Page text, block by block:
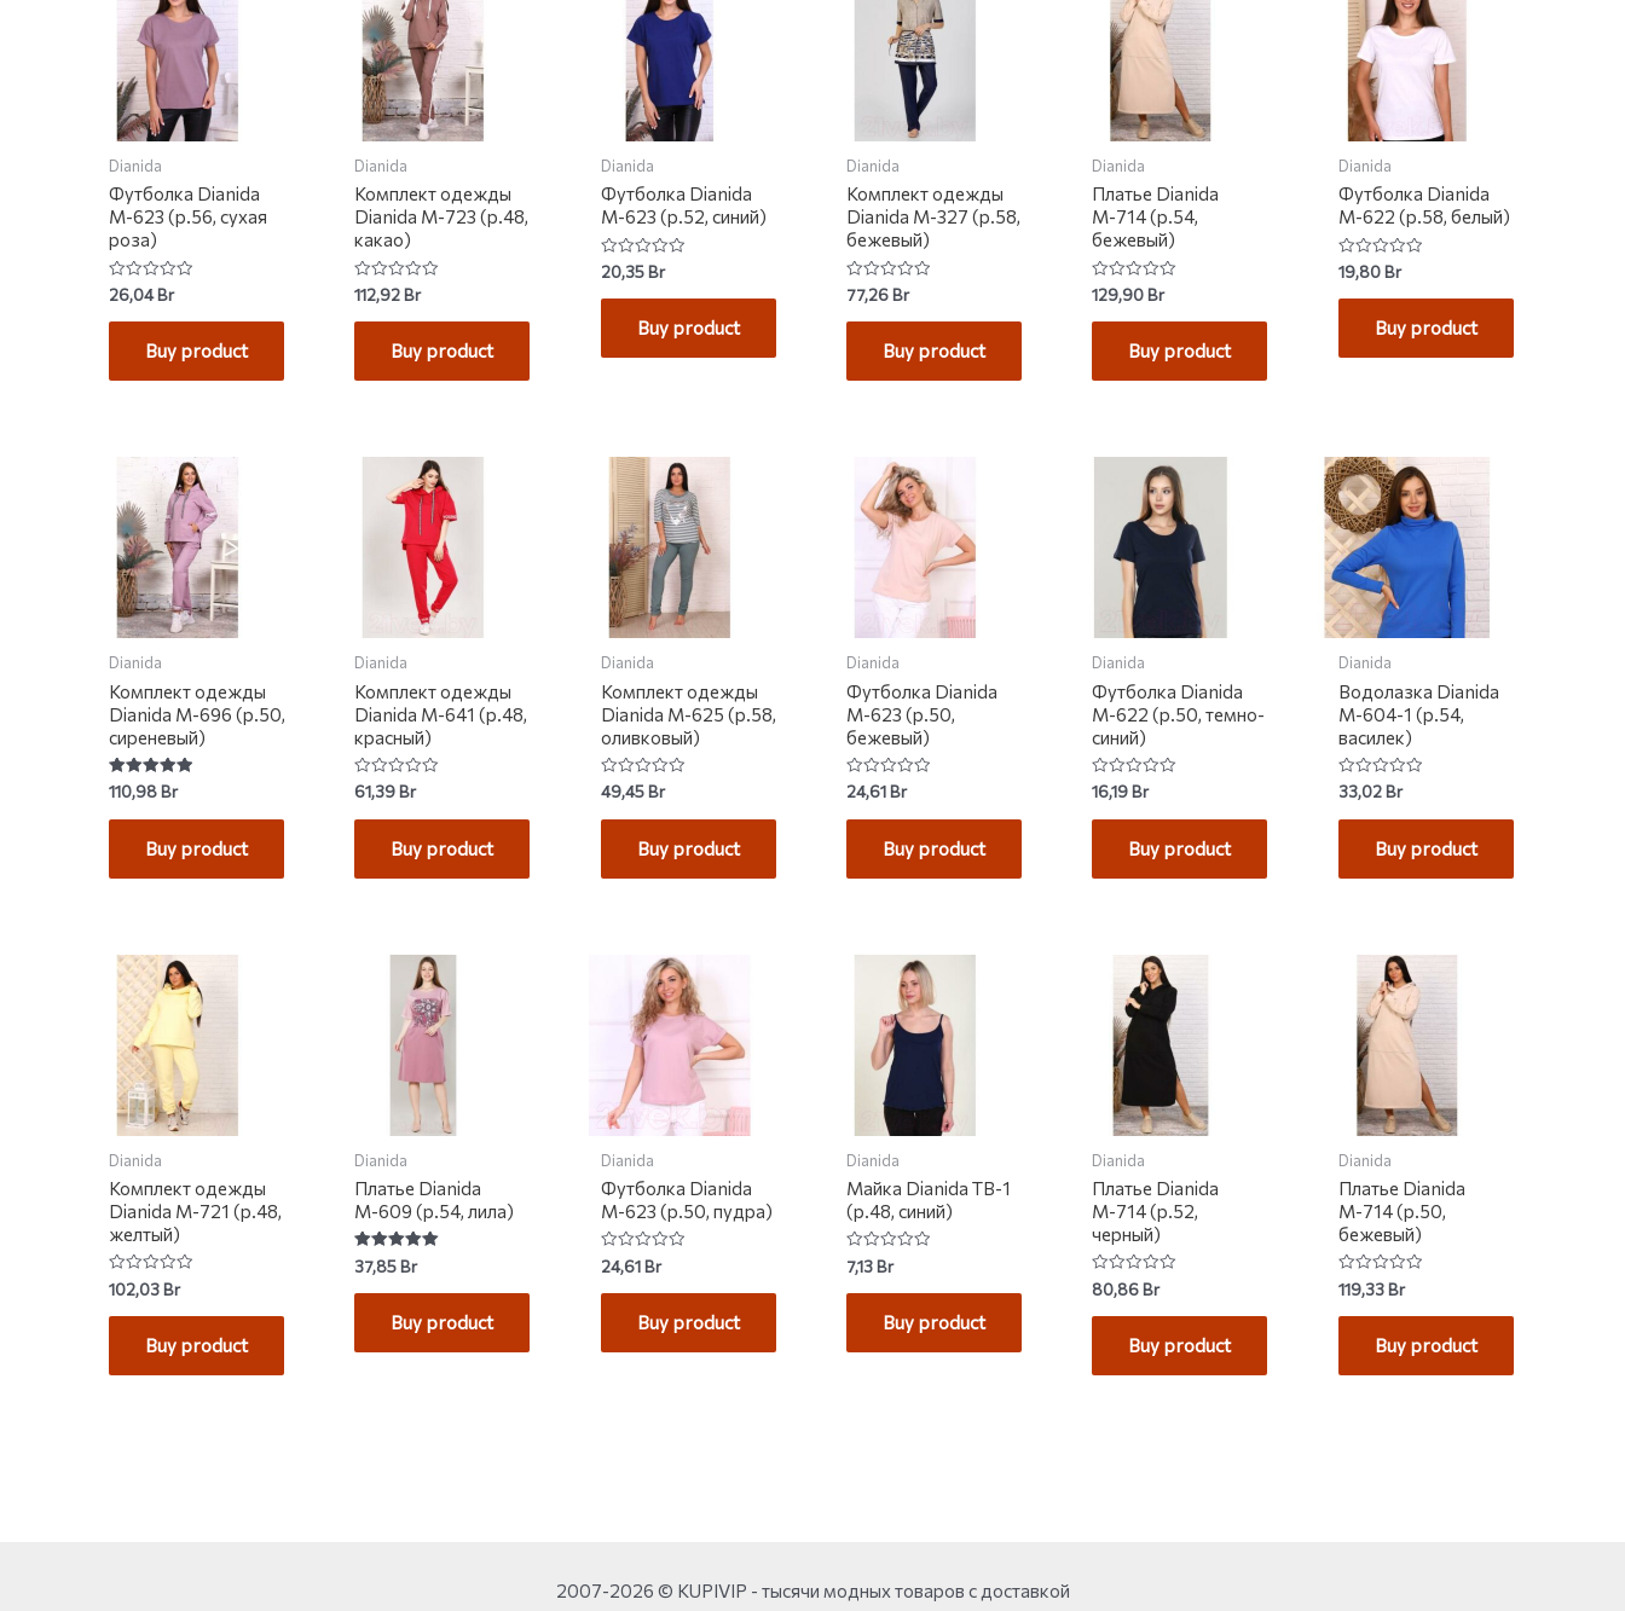
Dianida
Футболка Dianida
М-623 (р.56, сухая
роза)
Rated
0
out
26,04Br
Buy product
Dianida
Комплект одежды
Dianida М-723 (р.48,
какао)
Rated
0
out
112,92Br
Buy product
Dianida
Футболка Dianida
М-623 (р.52, синий)
Rated
0
out
20,35Br
Buy product
Dianida
Комплект одежды
Dianida М-327 (р.58,
бежевый)
Rated
0
out
77,26Br
Buy product
Dianida
Платье Dianida
М-714 (р.54,
бежевый)
Rated
0
out
129,90Br
Buy product
Dianida
Футболка Dianida
М-622 (р.58, белый)
Rated
0
out
19,80Br
Buy product
Dianida
Комплект одежды
Dianida М-696 (р.50,
сиреневый)
Rated
5.00
out of 5
110,98Br
Buy product
Dianida
Комплект одежды
Dianida М-641 (р.48,
красный)
Rated
0
out
61,39Br
Buy product
Dianida
Комплект одежды
Dianida М-625 (р.58,
оливковый)
Rated
0
out
49,45Br
Buy product
Dianida
Футболка Dianida
М-623 (р.50,
бежевый)
Rated
0
out
24,61Br
Buy product
Dianida
Футболка Dianida
М-622 (р.50, темно-
синий)
Rated
0
out
16,19Br
Buy product
Dianida
Водолазка Dianida
М-604-1 (р.54,
василек)
Rated
0
out
33,02Br
Buy product
Dianida
Комплект одежды
Dianida М-721 (р.48,
желтый)
Rated
0
out
102,03Br
Buy product
Dianida
Платье Dianida
М-609 (р.54, лила)
Rated
5.00
out of 5
37,85Br
Buy product
Dianida
Футболка Dianida
М-623 (р.50, пудра)
Rated
0
out
24,61Br
Buy product
Dianida
Майка Dianida ТВ-1
(р.48, синий)
Rated
0
out
7,13Br
Buy product
Dianida
Платье Dianida
М-714 (р.52,
черный)
Rated
0
out
80,86Br
Buy product
Dianida
Платье Dianida
М-714 (р.50,
бежевый)
Rated
0
out
119,33Br
Buy product
2007-2026 © KUPIVIP - тысячи модных товаров с доставкой